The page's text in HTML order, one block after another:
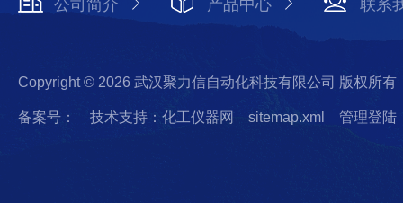
公司简介 产品中心 联系
Copyright © 2026 武汉聚力信自动化科技有限公司 版权所有
备案号： 技术支持：化工仪器网 sitemap.xml 管理登陆